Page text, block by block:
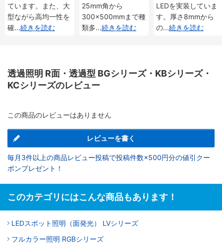
ています。また、大
型ながら高均一性を
確...続きを読む
25mm角から
300×500mmまで種
類多...続きを読む
LEDを実装していま
す。厚さ8mmから
の...続きを読む
透過照明 R面・透過型 BGシリーズ・KBシリーズ・
KCシリーズのレビュー
この商品のレビューはありません
レビューを書く
毎月3件以上の商品レビュー投稿で投稿件数×500円分の値引クー
ポンプレゼント！
このカテゴリにはこんな商品もあります！
LEDスポット照明（面発光） LVシリーズ
フルカラー照明 RGBシリーズ